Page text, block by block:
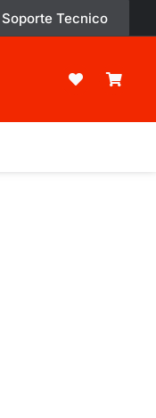
Soporte Tecnico